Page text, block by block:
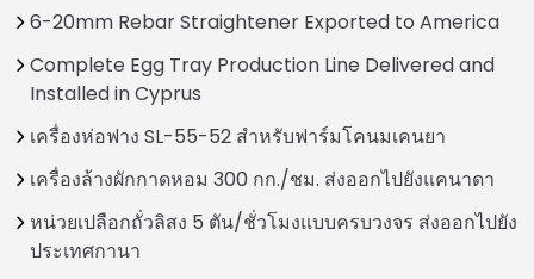
6-20mm Rebar Straightener Exported to America
Complete Egg Tray Production Line Delivered and
Installed in Cyprus
เครื่องห่อฟาง SL-55-52 สำหรับฟาร์มโคนมเคนยา
เครื่องล้างผักกาดหอม 300 กก./ชม. ส่งออกไปยังแคนาดา
หน่วยเปลือกถั่วลิสง 5 ตัน/ชั่วโมงแบบครบวงจร ส่งออกไปยัง
ประเทศกานา